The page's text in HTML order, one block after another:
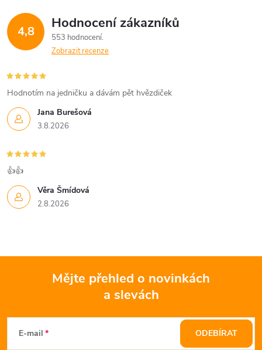
4,8 Hodnocení zákazníků
553 hodnocení
Zobrazit recenze
Jana Burešová
3.8.2026
Hodnotím na jedničku a dávám pět hvězdiček
Věra Šmídová
2.8.2026
👍👍
Mějte přehled o novinkách
a slevách
E-mail ODEBÍRAT